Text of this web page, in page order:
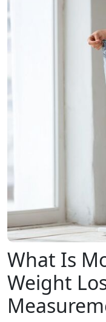
What Is
Weight